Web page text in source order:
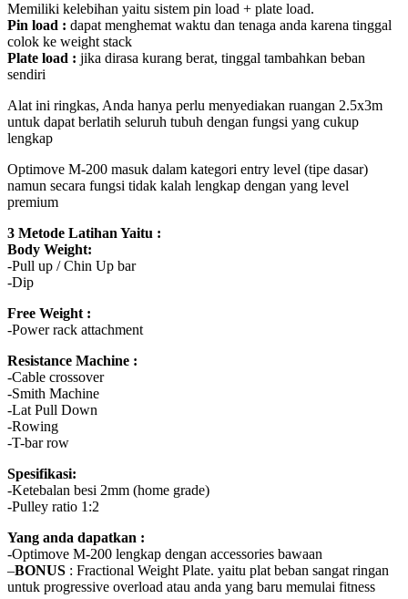
Memiliki kelebihan yaitu sistem pin load + plate load.
Pin load : dapat menghemat waktu dan tenaga anda karena tinggal
colok ke weight stack
Plate load : jika dirasa kurang berat, tinggal tambahkan beban
sendiri
Alat ini ringkas, Anda hanya perlu menyediakan ruangan 2.5x3m
untuk dapat berlatih seluruh tubuh dengan fungsi yang cukup
lengkap
Optimove M-200 masuk dalam kategori entry level (tipe dasar)
namun secara fungsi tidak kalah lengkap dengan yang level
premium
3 Metode Latihan Yaitu :
Body Weight:
-Pull up / Chin Up bar
-Dip
Free Weight :
-Power rack attachment
Resistance Machine :
-Cable crossover
-Smith Machine
-Lat Pull Down
-Rowing
-T-bar row
Spesifikasi:
-Ketebalan besi 2mm (home grade)
-Pulley ratio 1:2
Yang anda dapatkan :
-Optimove M-200 lengkap dengan accessories bawaan
–BONUS : Fractional Weight Plate. yaitu plat beban sangat ringan
untuk progressive overload atau anda yang baru memulai fitness